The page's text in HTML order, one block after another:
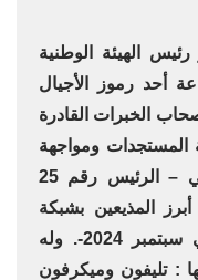
الهيئة الوطنية
أحد رموز الأجيال
الخبرات القادرة
المستجدات ومواجهة
التحديات وهو عبد الرحمن البسيوني – الرئيس رقم 25
المذيعين بشبكة
صوت العرب ثم رئيسا للشبكة في سبتمبر 2024-. وله
: تليفون وميكرفون